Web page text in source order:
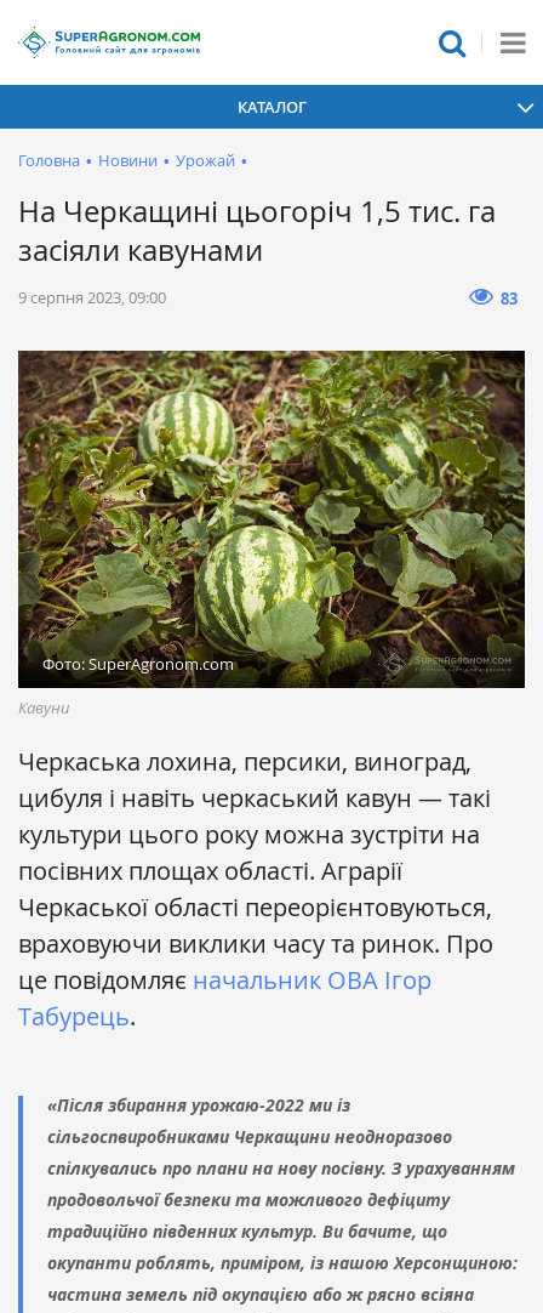
КАТАЛОГ
Головна • Новини • Урожай •
На Черкащині цьогоріч 1,5 тис. га
засіяли кавунами
9 серпня 2023, 09:00 83
Фото: SuperAgronom.com
Кавуни
Черкаська лохина, персики, виноград,
цибуля і навіть черкаський кавун — такі
культури цього року можна зустріти на
посівних площах області. Аграрії
Черкаської області переорієнтовуються,
враховуючи виклики часу та ринок. Про
це повідомляє начальник ОВА Ігор
Табурець.
«Після збирання урожаю-2022 ми із
сільгоспвиробниками Черкащини неодноразово
спілкувались про плани на нову посівну. З урахуванням
продовольчої безпеки та можливого дефіциту
традиційно південних культур. Ви бачите, що
окупанти роблять, приміром, із нашою Херсонщиною:
частина земель під окупацією або ж рясно всіяна